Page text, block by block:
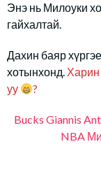
Энэ нь Милоуки
гайхалтай.
Дахин баяр
хотынхонд. Харин
уу
?
Bucks Giannis
NBA